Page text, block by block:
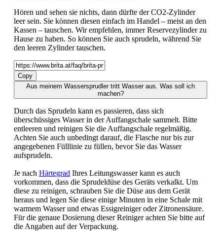
Hören und sehen sie nichts, dann dürfte der CO2-Zylinder
leer sein. Sie können diesen einfach im Handel – meist an den
Kassen – tauschen. Wir empfehlen, immer Reservezylinder zu
Hause zu haben. So können Sie auch sprudeln, während Sie
den leeren Zylinder tauschen.
Copy
Aus meinem Wassersprudler tritt Wasser aus. Was soll ich
machen?
Durch das Sprudeln kann es passieren, dass sich
überschüssiges Wasser in der Auffangschale sammelt. Bitte
entleeren und reinigen Sie die Auffangschale regelmäßig.
Achten Sie auch unbedingt darauf, die Flasche nur bis zur
angegebenen Fülllinie zu füllen, bevor Sie das Wasser
aufsprudeln.
Je nach Härtegrad Ihres Leitungswasser kann es auch
vorkommen, dass die Sprudeldüse des Geräts verkalkt. Um
diese zu reinigen, schrauben Sie die Düse aus dem Gerät
heraus und legen Sie diese einige Minuten in eine Schale mit
warmem Wasser und etwas Essigreiniger oder Zitronensäure.
Für die genaue Dosierung dieser Reiniger achten Sie bitte auf
die Angaben auf der Verpackung.